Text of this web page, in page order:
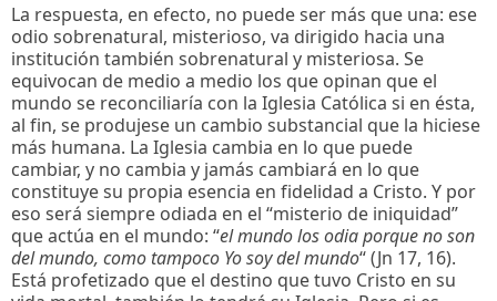
La respuesta, en efecto, no puede ser más que una: ese
odio sobrenatural, misterioso, va dirigido hacia una
institución también sobrenatural y misteriosa. Se
equivocan de medio a medio los que opinan que el
mundo se reconciliaría con la Iglesia Católica si en ésta,
al fin, se produjese un cambio substancial que la hiciese
más humana. La Iglesia cambia en lo que puede
cambiar, y no cambia y jamás cambiará en lo que
constituye su propia esencia en fidelidad a Cristo. Y por
eso será siempre odiada en el “misterio de iniquidad”
que actúa en el mundo: “el mundo los odia porque no son
del mundo, como tampoco Yo soy del mundo“ (Jn 17, 16).
Está profetizado que el destino que tuvo Cristo en su